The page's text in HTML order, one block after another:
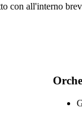
all'interno